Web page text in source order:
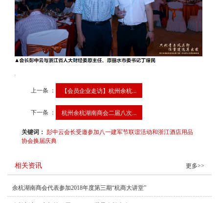
.
上一条 ： 【会员企业走访】杭州余杭...
下一条 ： 杭州余杭湖南商会二届八次...
关键词：彭中云会长受邀参加八一建军节联谊活动和浙江酒店用品
协会换届庆典
相关资讯 更多>>
余杭湖南商会代表参加2018年度第三期“杭商大讲堂”